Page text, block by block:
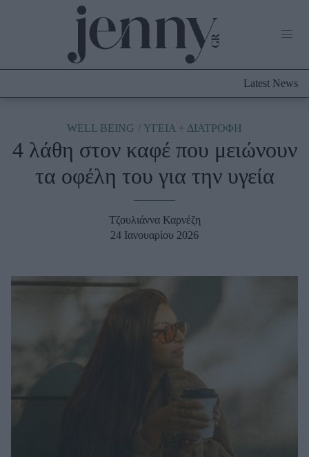
Culture
Fashion
Shopping
Skincare
Well being
Latest News
WELL BEING ΥΓΕΙΑ + ΔΙΑΤΡΟΦΗ
4 λάθη στον καφέ που μειώνουν
τα οφέλη του για την υγεία
Τζουλιάννα Καρνέζη
24 Ιανουαρίου 2026